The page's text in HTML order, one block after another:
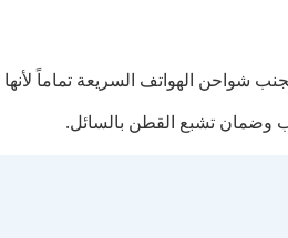
وضمان تشبع القطن بالسائل.